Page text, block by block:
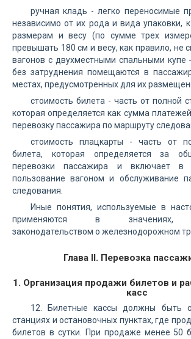
ручная кладь - легко переносимые
независимо от их рода и вида упаковки,
размерам и весу (по сумме трех
превышать 180 см и весу, как правило, не
вагонов с двухместными спальными купе
без затруднения помещаются в
местах, предусмотренных для их
стоимость билета - часть от полной
которая определяется как сумма
перевозку пассажира по маршруту
стоимость плацкарты - часть от
билета, которая определяется за
перевозки пассажира и включает в
пользование вагоном и обслуживание
следования.
Иные понятия, используемые в
применяются в значениях,
законодательством о железнодорожном
Глава II. Перевозка
1. Организация продажи билетов и
касс
12. Билетные кассы должны быть
станциях и остановочных пунктах, где
билетов в сутки. При продаже менее 50